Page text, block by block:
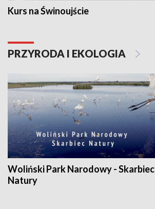
Kurs na Świnoujście
PRZYRODA I EKOLOGIA
Woliński Park Narodowy - Skarbiec
Natury